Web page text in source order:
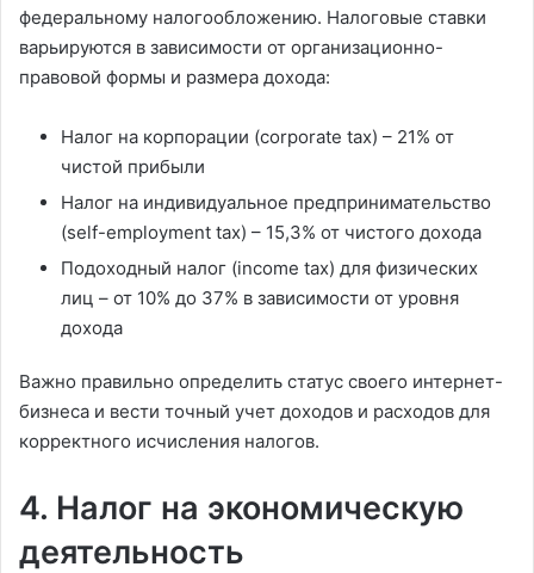
федеральному налогообложению. Налоговые ставки
варьируются в зависимости от организационно-
правовой формы и размера дохода:
Налог на корпорации (corporate tax) – 21% от
чистой прибыли
Налог на индивидуальное предпринимательство
(self-employment tax) – 15,3% от чистого дохода
Подоходный налог (income tax) для физических
лиц – от 10% до 37% в зависимости от уровня
дохода
Важно правильно определить статус своего интернет-
бизнеса и вести точный учет доходов и расходов для
корректного исчисления налогов.
4. Налог на экономическую
деятельность